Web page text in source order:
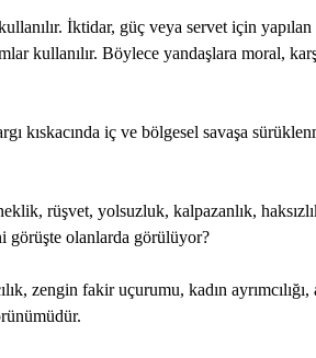
İktidar, güç veya servet için
kullanılır. Böylece yandaşlara moral,
kıskacında iç ve bölgesel savaşa
rüşvet, yolsuzluk, kalpazanlık,
olanlarda görülüyor?
zengin fakir uçurumu, kadın ayrımcılığı,